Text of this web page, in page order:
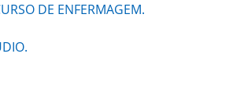
DE ENFERMAGEM.